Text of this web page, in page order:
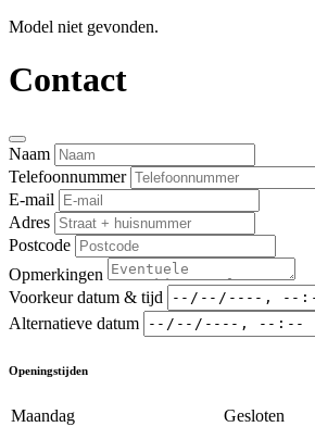
Model niet gevonden.
Contact
Naam
Telefoonnummer
E-mail
Adres
Postcode
Opmerkingen
Voorkeur datum & tijd
Alternatieve datum
Openingstijden
Maandag
Gesloten